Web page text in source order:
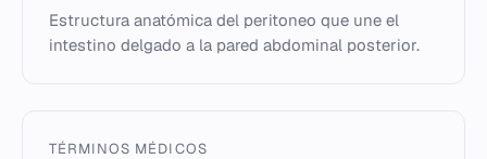
Estructura anatómica del peritoneo que une el
intestino delgado a la pared abdominal posterior.
TÉRMINOS MÉDICOS